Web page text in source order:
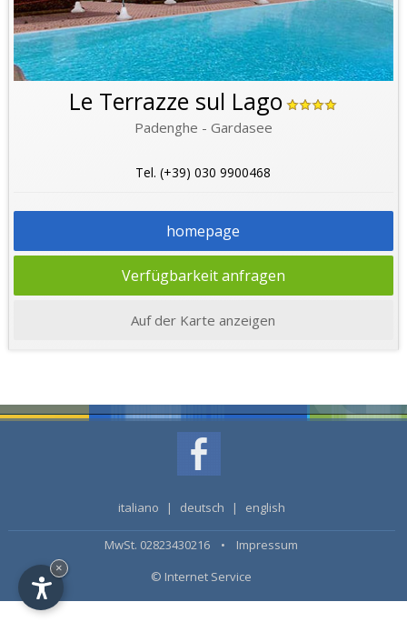
Le Terrazze sul Lago
Padenghe - Gardasee
Tel. (+39) 030 9900468
homepage
Verfügbarkeit anfragen
Auf der Karte anzeigen
italiano | deutsch | english
MwSt. 02823430216 • Impressum
© Internet Service
×